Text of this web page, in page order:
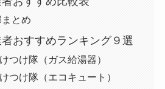
とめ
おすすめランキング９選
つけ隊（ガス給湯器）
つけ隊（エコキュート）